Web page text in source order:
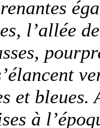
l’allée
et bleues.
à